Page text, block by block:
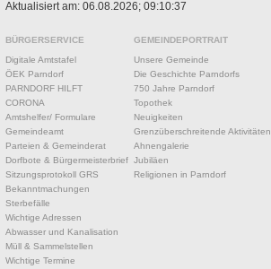
Aktualisiert am: 06.08.2026; 09:10:37
BÜRGERSERVICE
Digitale Amtstafel
ÖEK Parndorf
PARNDORF HILFT
CORONA
Amtshelfer/ Formulare
Gemeindeamt
Parteien & Gemeinderat
Dorfbote & Bürgermeisterbrief
Sitzungsprotokoll GRS
Bekanntmachungen
Sterbefälle
Wichtige Adressen
Abwasser und Kanalisation
Müll & Sammelstellen
Wichtige Termine
GEMEINDEPORTRAIT
Unsere Gemeinde
Die Geschichte Parndorfs
750 Jahre Parndorf
Topothek
Neuigkeiten
Grenzüberschreitende Aktivitäten
Ahnengalerie
Jubiläen
Religionen in Parndorf